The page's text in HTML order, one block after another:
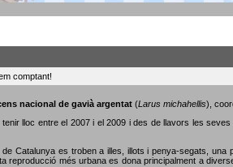
comptant!
nacional de gavià argentat(Larus michahellis),
tenir lloc entre el 2007 i el 2009 i des de llavors les
Catalunya es troben a illes, illots i penya-segats, una
reproducció més urbana es dona principalment a